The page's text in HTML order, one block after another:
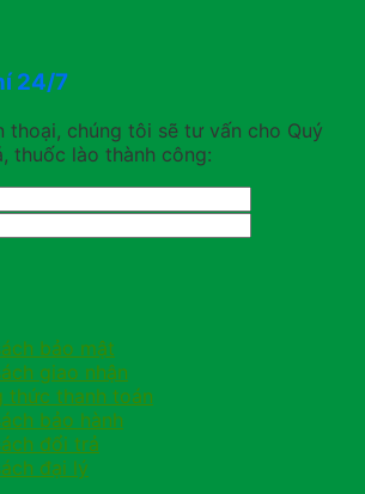
24/7
thoại, chúng tôi sẽ tư vấn cho Quý
thuốc lào thành công:
bảo mật
giao nhận
thức thanh toán
bảo hành
đổi trả
đại lý